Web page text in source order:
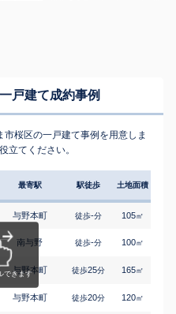
戸建て成約事例
桜区の一戸建て事例を用意しま
立てください。
最寄駅 駅徒歩 土地面積
与野本町 徒歩-分 105㎡
南与野 徒歩-分 100㎡
与野本町 徒歩25分 165㎡
与野本町 徒歩20分 120㎡